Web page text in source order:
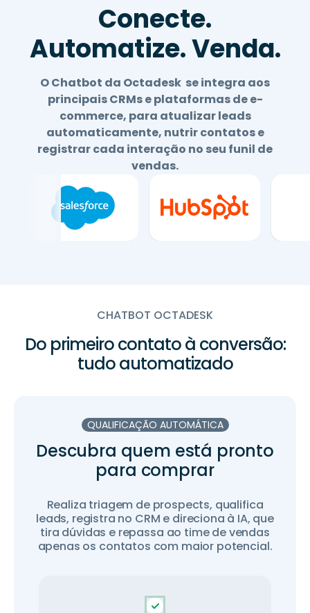
Conecte.
Automatize. Venda.
O Chatbot da Octadesk se integra aos
principais CRMs e plataformas de e-
commerce, para atualizar leads
automaticamente, nutrir contatos e
registrar cada interação no seu funil de
vendas.
CHATBOT OCTADESK
Do primeiro contato à conversão:
tudo automatizado
QUALIFICAÇÃO AUTOMÁTICA
Descubra quem está pronto
para comprar
Realiza triagem de prospects, qualifica
leads, registra no CRM e direciona à IA, que
tira dúvidas e repassa ao time de vendas
apenas os contatos com maior potencial.